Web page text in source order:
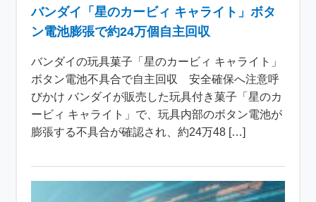
バンダイ「星のカービィ キャライト」ボタ
ン電池膨張で約24万個自主回収
バンダイの玩具菓子「星のカービィ キャライト」
ボタン電池不具合で自主回収 安全確保へ注意呼
びかけ バンダイが販売した玩具付き菓子「星のカ
ービィ キャライト」で、玩具内部のボタン電池が
膨張する不具合が確認され、約24万48 […]